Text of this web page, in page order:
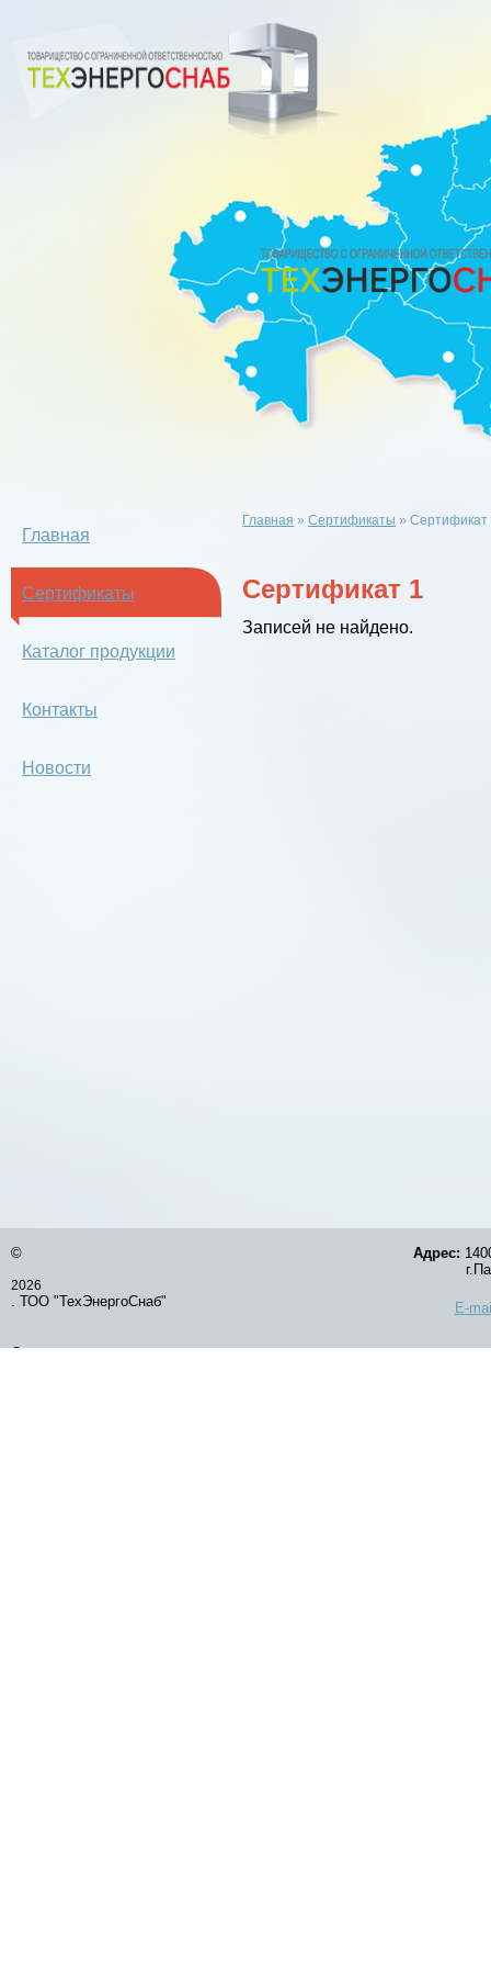
Главная
Сертификаты
Каталог продукции
Контакты
Новости
Главная »Сертификаты »Сертификат
Сертификат 1
Записей не найдено.
©
2026
. ТОО "ТехЭнергоСнаб"
Оставить заявку
Адрес:
E-